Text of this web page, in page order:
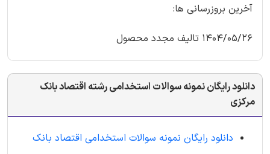
آخرین بروزرسانی ها:
1404/05/26 تالیف مجدد محصول
دانلود رایگان نمونه سوالات استخدامی رشته اقتصاد بانک
مرکزی
دانلود رایگان نمونه سوالات استخدامی اقتصاد بانک